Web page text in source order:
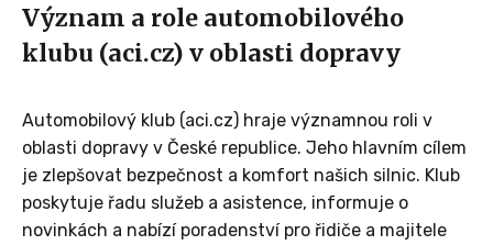
Význam a role automobilového
klubu (aci.cz) v oblasti dopravy
Automobilový klub (aci.cz) hraje významnou roli v
oblasti dopravy v České republice. Jeho hlavním cílem
je zlepšovat bezpečnost a komfort našich silnic. Klub
poskytuje řadu služeb a asistence, informuje o
novinkách a nabízí poradenství pro řidiče a majitele